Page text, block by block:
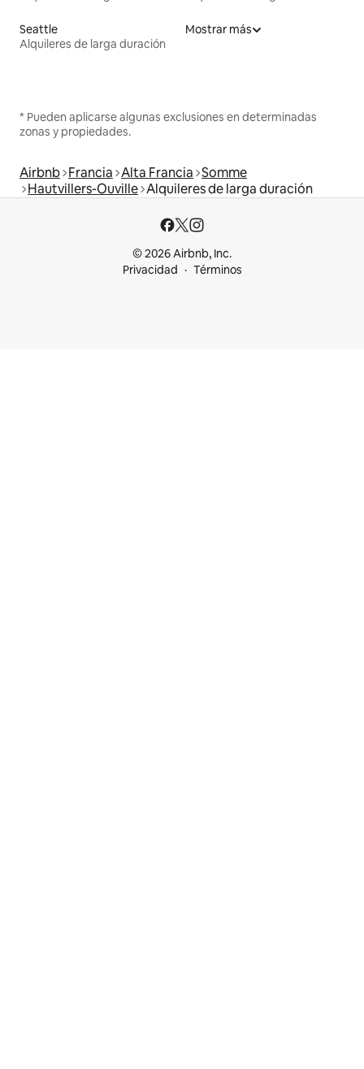
Seattle
Alquileres de larga duración
Mostrar más
* Pueden aplicarse algunas exclusiones en determinadas
zonas y propiedades.
Airbnb Francia Alta Francia Somme
Hautvillers-Ouville Alquileres de larga duración
© 2026 Airbnb, Inc.
Privacidad
Términos